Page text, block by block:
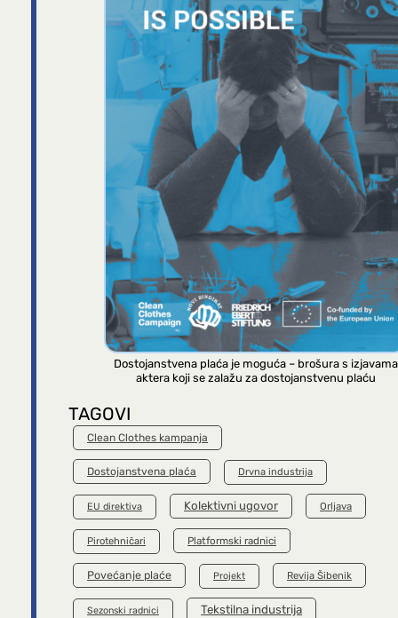
Dostojanstvena plaća je moguća – brošura s izjavama
aktera koji se zalažu za dostojanstvenu plaću
TAGOVI
Clean Clothes kampanja
Dostojanstvena plaća Drvna industrija
EU direktiva Kolektivni ugovor Orljava
Pirotehničari Platformski radnici
Povećanje plaće Projekt Revija Šibenik
Sezonski radnici Tekstilna industrija